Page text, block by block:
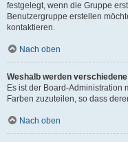
festgelegt, wenn die Gruppe
Benutzergruppe erstellen
kontaktieren.
Nach oben
Weshalb werden
Es ist der Board-Administration
Farben zuzuteilen, so dass
Nach oben